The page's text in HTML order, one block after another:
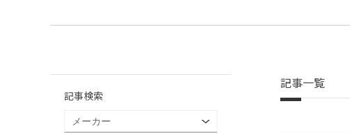
記事一覧
記事検索